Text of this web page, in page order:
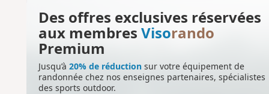
Des offres exclusives réservées
aux membres Visorando
Premium
Jusqu’à 20% de réductionsur votre équipement de
randonnée chez nos enseignes partenaires, spécialistes
des sports outdoor.